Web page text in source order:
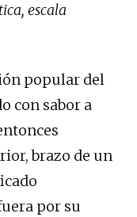
escala
popular del
con sabor a
brazo de un
por su